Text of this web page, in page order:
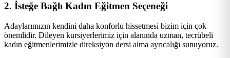
2. İsteğe Bağlı Kadın Eğitmen Seçeneği
Adaylarımızın kendini daha konforlu hissetmesi bizim için çok
önemlidir. Dileyen kursiyerlerimiz için alanında uzman, tecrübeli
kadın eğitmenlerimizle direksiyon dersi alma ayrıcalığı sunuyoruz.